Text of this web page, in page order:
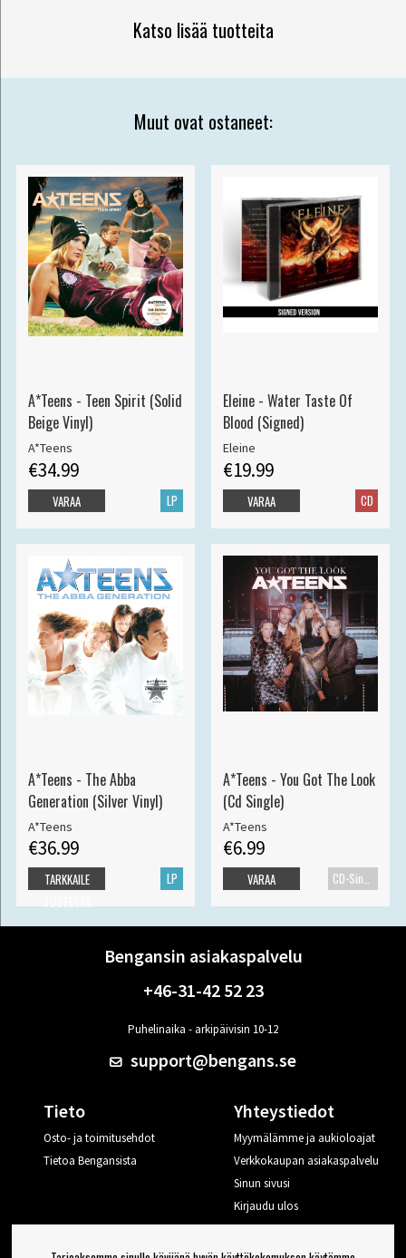
Katso lisää tuotteita
Muut ovat ostaneet:
A*Teens - Teen Spirit (Solid
Beige Vinyl)
A*Teens
€34.99
LP
VARAA
Eleine - Water Taste Of
Blood (Signed)
Eleine
€19.99
CD
VARAA
A*Teens - The Abba
Generation (Silver Vinyl)
A*Teens
€36.99
LP
TARKKAILE
TUOTETTA
A*Teens - You Got The Look
(Cd Single)
A*Teens
€6.99
CD-Single
VARAA
Bengansin asiakaspalvelu
+46-31-42 52 23
Puhelinaika - arkipäivisin 10-12
support@bengans.se
Tieto
Osto- ja toimitusehdot
Tietoa Bengansista
Yhteystiedot
Myymälämme ja aukioloajat
Verkkokaupan asiakaspalvelu
Sinun sivusi
Kirjaudu ulos
Haluan vinkkejä Bengansilta